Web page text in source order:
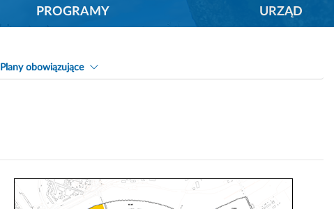
PROGRAMY
URZĄD
Plany obowiązujące